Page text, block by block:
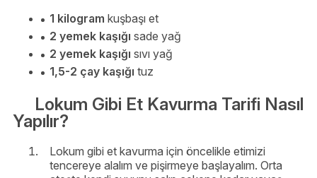
1 kilogram kuşbaşı et
2 yemek kaşığı sade yağ
2 yemek kaşığı sıvı yağ
1,5-2 çay kaşığı tuz
Lokum Gibi Et Kavurma Tarifi Nasıl
Yapılır?
Lokum gibi et kavurma için öncelikle etimizi
tencereye alalım ve pişirmeye başlayalım. Orta